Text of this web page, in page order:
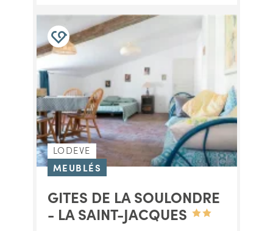
LODEVE
MEUBLÉS
GITES DE LA SOULONDRE
- LA SAINT-JACQUES